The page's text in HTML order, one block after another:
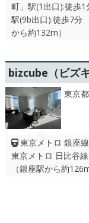
町」駅(1出口):徒歩1
駅(9b出口):徒歩7分
から約132m）
bizcube（ビズキ
東京
東京メトロ 銀座
東京メトロ 日比谷
（銀座駅から約126m